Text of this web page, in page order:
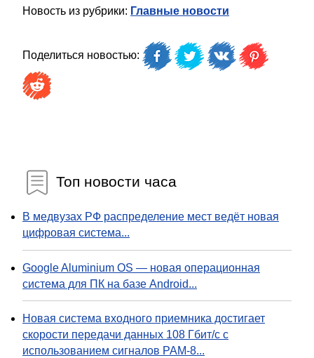
Новость из рубрики: Главные новости
Поделиться новостью:
Топ новости часа
В медвузах РФ распределение мест ведёт новая
цифровая система...
Google Aluminium OS — новая операционная
система для ПК на базе Android...
Новая система входного приемника достигает
скорости передачи данных 108 Гбит/с с
использованием сигналов PAM-8...